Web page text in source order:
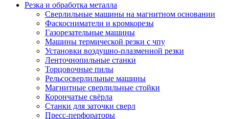
Резка и обработка металла
Сверлильные машины на магнитном основании
Фаскосниматели и кромкорезы
Газорезательные машины
Машины термической резки с чпу
Установки воздушно-плазменной резки
Ленточнопильные станки
Торцовочные пилы
Рельсосверлильные машины
Магнитные сверлильные стойки
Корончатые свёрла
Станки для заточки сверл
Пресс-перфораторы